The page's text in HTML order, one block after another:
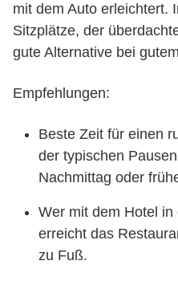
mit dem Auto erleichtert.
Sitzplätze, der
gute Alternative bei
Empfehlungen:
Beste Zeit für einen
der typischen
Nachmittag oder
Wer mit dem Hotel
erreicht das
zu Fuß.